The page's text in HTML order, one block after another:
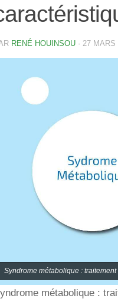
RENÉ HOUINSOU · 27 MARS
Syndrome métabolique :
métabolique :